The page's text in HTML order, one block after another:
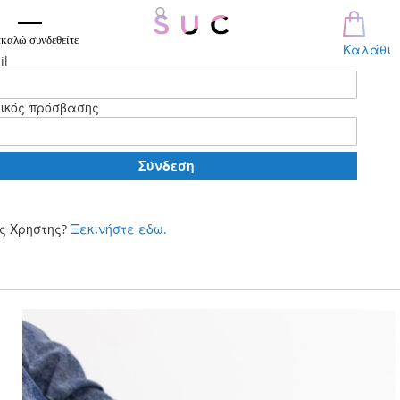
Καλάθι
συνδεθείτε
πρόσβασης
Σύνδεση
Χρηστης? Ξεκινήστε εδω.
περιεχόμενο
Skip
to
the
end
of